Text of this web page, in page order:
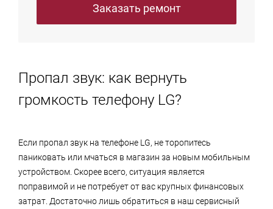
Заказать ремонт
Пропал звук: как вернуть
громкость телефону LG?
Если пропал звук на телефоне LG, не торопитесь
паниковать или мчаться в магазин за новым мобильным
устройством. Скорее всего, ситуация является
поправимой и не потребует от вас крупных финансовых
затрат. Достаточно лишь обратиться в наш сервисный